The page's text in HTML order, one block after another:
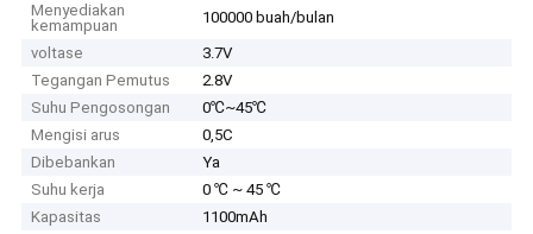
Menyediakan
kemampuan
100000 buah/bulan
voltase
3.7V
Tegangan Pemutus
2.8V
Suhu Pengosongan
0℃~45℃
Mengisi arus
0,5C
Dibebankan
Ya
Suhu kerja
0 ℃ ~ 45 ℃
Kapasitas
1100mAh